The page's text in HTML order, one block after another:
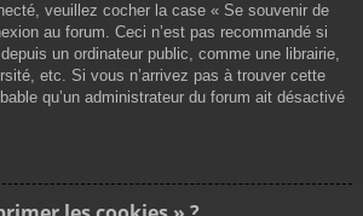
veuillez cocher la case « Se souvenir de
au forum. Ceci n’est pas recommandé si
un ordinateur public, comme une librairie,
etc. Si vous n’arrivez pas à trouver cette
qu’un administrateur du forum ait désactivé